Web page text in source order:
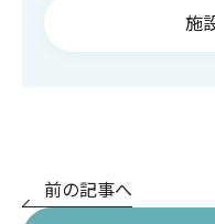
施
前の記事へ